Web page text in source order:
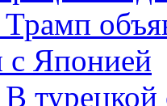
Трамп
с Японией
В